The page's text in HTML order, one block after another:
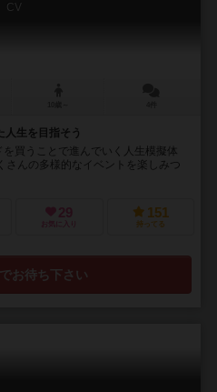
CV
人生を目指そう
買うことで進んでいく人生模擬体
さんの多様的なイベントを楽しみつ
29
お気に入り
151
持ってる
お待ち下さい